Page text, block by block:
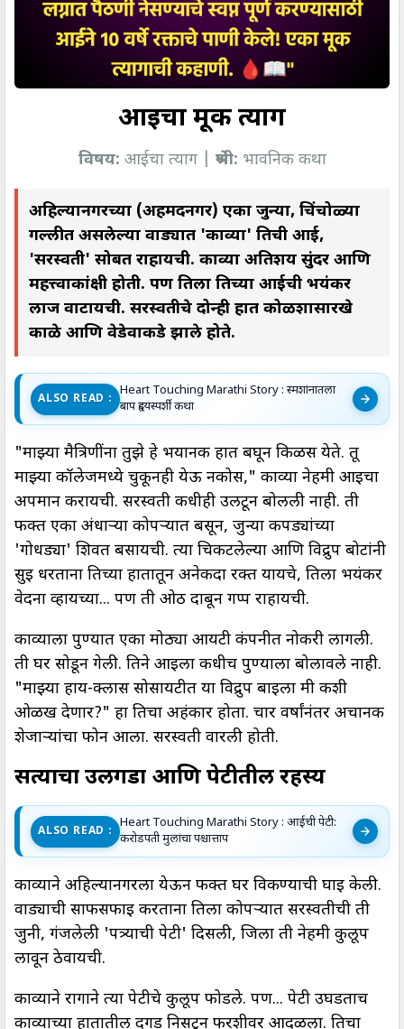
आईचा मूक त्याग
विषय: आईचा त्याग | श्रेणी: भावनिक कथा
अहिल्यानगरच्या (अहमदनगर) एका जुन्या, चिंचोळ्या
गल्लीत असलेल्या वाड्यात 'काव्या' तिची आई,
'सरस्वती' सोबत राहायची. काव्या अतिशय सुंदर आणि
महत्त्वाकांक्षी होती. पण तिला तिच्या आईची भयंकर
लाज वाटायची. सरस्वतीचे दोन्ही हात कोळशासारखे
काळे आणि वेडेवाकडे झाले होते.
ALSO READ :
Heart Touching Marathi Story : स्मशांनातला
बाप हृदयस्पर्शी कथा
"माझ्या मैत्रिणींना तुझे हे भयानक हात बघून किळस येते. तू
माझ्या कॉलेजमध्ये चुकूनही येऊ नकोस," काव्या नेहमी आईचा
अपमान करायची. सरस्वती कधीही उलटून बोलली नाही. ती
फक्त एका अंधाऱ्या कोपऱ्यात बसून, जुन्या कपड्यांच्या
'गोधड्या' शिवत बसायची. त्या चिकटलेल्या आणि विद्रुप बोटांनी
सुई धरताना तिच्या हातातून अनेकदा रक्त यायचे, तिला भयंकर
वेदना व्हायच्या... पण ती ओठ दाबून गप्प राहायची.
काव्याला पुण्यात एका मोठ्या आयटी कंपनीत नोकरी लागली.
ती घर सोडून गेली. तिने आईला कधीच पुण्याला बोलावले नाही.
"माझ्या हाय-क्लास सोसायटीत या विद्रुप बाईला मी कशी
ओळख देणार?" हा तिचा अहंकार होता. चार वर्षांनंतर अचानक
शेजाऱ्यांचा फोन आला. सरस्वती वारली होती.
सत्याचा उलगडा आणि पेटीतील रहस्य
ALSO READ :
Heart Touching Marathi Story : आईची पेटी:
करोडपती मुलांचा पश्चात्ताप
काव्याने अहिल्यानगरला येऊन फक्त घर विकण्याची घाई केली.
वाड्याची साफसफाई करताना तिला कोपऱ्यात सरस्वतीची ती
जुनी, गंजलेली 'पत्र्याची पेटी' दिसली, जिला ती नेहमी कुलूप
लावून ठेवायची.
काव्याने रागाने त्या पेटीचे कुलूप फोडले. पण... पेटी उघडताच
काव्याच्या हातातील दगड निसटून फरशीवर आदळला. तिचा